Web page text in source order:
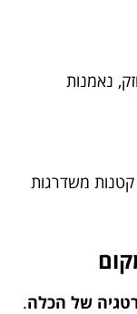
נאמנות
משדרגות
של הכלה.